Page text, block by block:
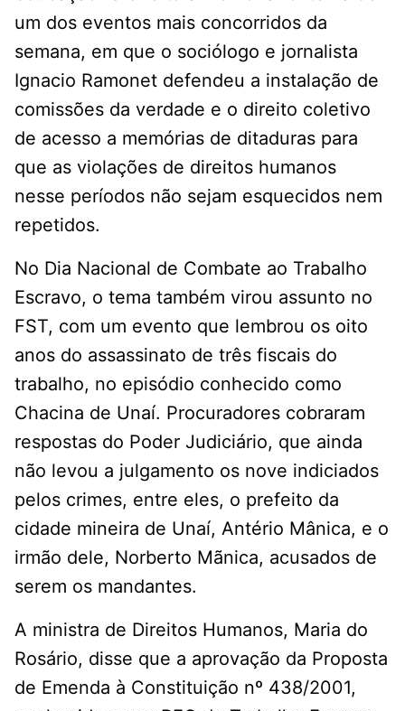
um dos eventos mais concorridos da
semana, em que o sociólogo e jornalista
Ignacio Ramonet defendeu a instalação de
comissões da verdade e o direito coletivo
de acesso a memórias de ditaduras para
que as violações de direitos humanos
nesse períodos não sejam esquecidos nem
repetidos.
No Dia Nacional de Combate ao Trabalho
Escravo, o tema também virou assunto no
FST, com um evento que lembrou os oito
anos do assassinato de três fiscais do
trabalho, no episódio conhecido como
Chacina de Unaí. Procuradores cobraram
respostas do Poder Judiciário, que ainda
não levou a julgamento os nove indiciados
pelos crimes, entre eles, o prefeito da
cidade mineira de Unaí, Antério Mânica, e o
irmão dele, Norberto Mãnica, acusados de
serem os mandantes.
A ministra de Direitos Humanos, Maria do
Rosário, disse que a aprovação da Proposta
de Emenda à Constituição nº 438/2001,